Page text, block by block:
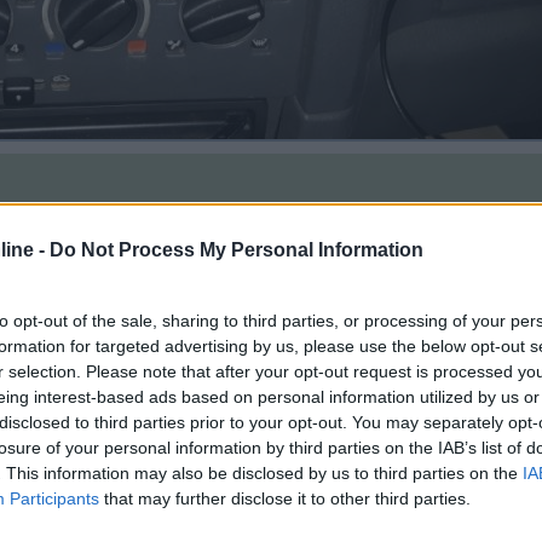
- Do Not Process My Personal Information
opt-out of the sale, sharing to third parties, or processing of your
for targeted advertising by us, please use the below opt-out
selection. Please note that after your opt-out request is processed
interest-based ads based on personal information utilized by us
to third parties prior to your opt-out. You may separately
of your personal information by third parties on the IAB’s list of
This information may also be disclosed by us to third parties on the
Participants that may further disclose it to other third parties.
Ducato 230, è un tappo per coprire i buchi del cruscotto non utilizzati. Non
quella di un Ford, se cerchi i copri interuttori non utilizzati con la
della carta di circolazione che riescono meglio a risalire al
con la foto che hai postato da un sfasciacarrozze loro di